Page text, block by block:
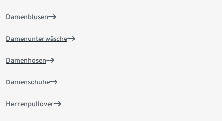
Damenblusen
Damenunterwäsche
Damenhosen
Damenschuhe
Herrenpullover